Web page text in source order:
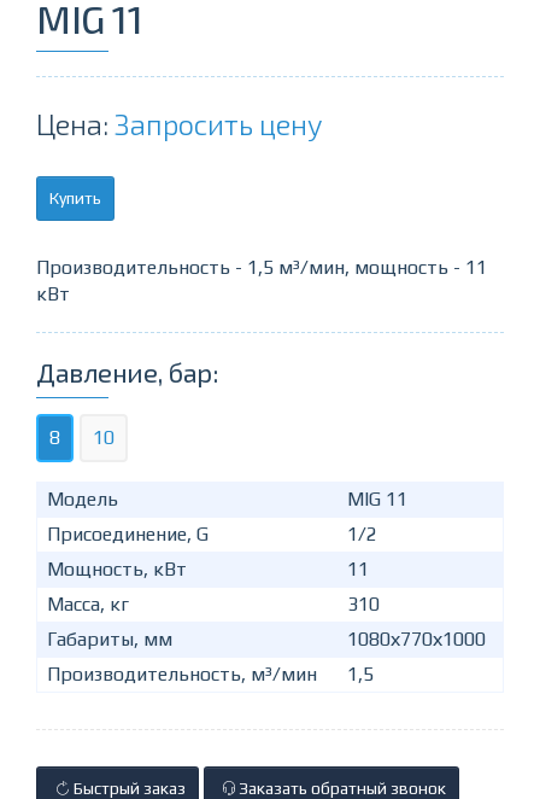
MIG 11
Цена: Запросить цену
Купить
Производительность - 1,5 м³/мин, мощность - 11
кВт
Давление, бар:
8 10
Модель
MIG 11
Присоединение, G
1/2
Мощность, кВт
11
Масса, кг
310
Габариты, мм
1080х770х1000
Производительность, м³/мин
1,5
Быстрый заказ Заказать обратный звонок